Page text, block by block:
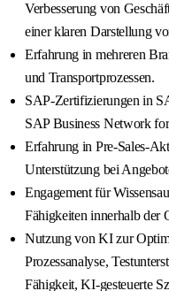
Verbesserung von
einer klaren Darstellung
Erfahrung in mehreren
und Transportprozessen.
SAP-Zertifizierungen in
SAP Business Network
Erfahrung in Pre-Sales-
Unterstützung bei
Engagement für
Fähigkeiten innerhalb der
Nutzung von KI zur
Prozessanalyse,
Fähigkeit, KI-gesteuerte